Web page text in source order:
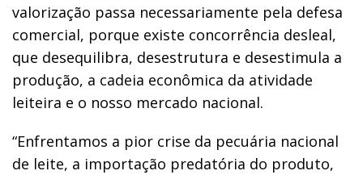
valorização passa necessariamente pela defesa
comercial, porque existe concorrência desleal,
que desequilibra, desestrutura e desestimula a
produção, a cadeia econômica da atividade
leiteira e o nosso mercado nacional.
“Enfrentamos a pior crise da pecuária nacional
de leite, a importação predatória do produto,